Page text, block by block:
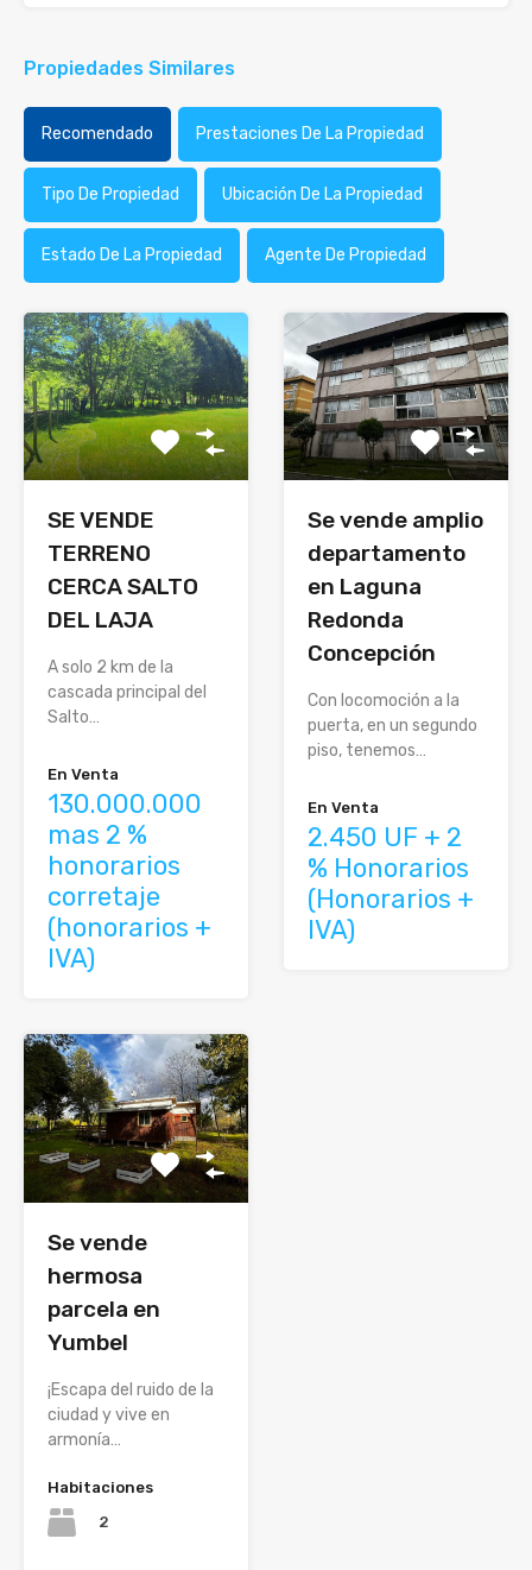
Propiedades Similares
Recomendado Prestaciones De La Propiedad
Tipo De Propiedad Ubicación De La Propiedad
Estado De La Propiedad Agente De Propiedad
SE VENDE
TERRENO
CERCA SALTO
DEL LAJA
A solo 2 km de la
cascada principal del
Salto…
En Venta
130.000.000
mas 2 %
honorarios
corretaje
(honorarios +
IVA)
Se vende amplio
departamento
en Laguna
Redonda
Concepción
Con locomoción a la
puerta, en un segundo
piso, tenemos…
En Venta
2.450 UF + 2
% Honorarios
(Honorarios +
IVA)
Se vende
hermosa
parcela en
Yumbel
¡Escapa del ruido de la
ciudad y vive en
armonía…
Habitaciones
2